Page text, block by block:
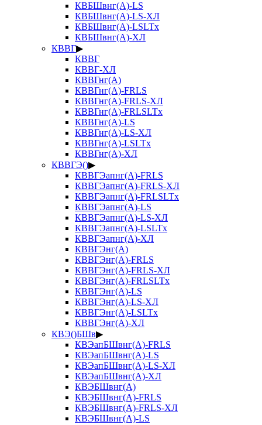
КВБШвнг(А)-LS
КВБШвнг(А)-LS-ХЛ
КВБШвнг(А)-LSLTx
КВБШвнг(А)-ХЛ
КВВГ▶
КВВГ
КВВГ-ХЛ
КВВГнг(А)
КВВГнг(А)-FRLS
КВВГнг(А)-FRLS-ХЛ
КВВГнг(А)-FRLSLTx
КВВГнг(А)-LS
КВВГнг(А)-LS-ХЛ
КВВГнг(А)-LSLTx
КВВГнг(А)-ХЛ
КВВГЭ()▶
КВВГЭапнг(А)-FRLS
КВВГЭапнг(А)-FRLS-ХЛ
КВВГЭапнг(А)-FRLSLTx
КВВГЭапнг(А)-LS
КВВГЭапнг(А)-LS-ХЛ
КВВГЭапнг(А)-LSLTx
КВВГЭапнг(А)-ХЛ
КВВГЭнг(А)
КВВГЭнг(А)-FRLS
КВВГЭнг(А)-FRLS-ХЛ
КВВГЭнг(А)-FRLSLTx
КВВГЭнг(А)-LS
КВВГЭнг(А)-LS-ХЛ
КВВГЭнг(А)-LSLTx
КВВГЭнг(А)-ХЛ
КВЭ()БШв▶
КВЭапБШвнг(А)-FRLS
КВЭапБШвнг(А)-LS
КВЭапБШвнг(А)-LS-ХЛ
КВЭапБШвнг(А)-ХЛ
КВЭБШвнг(А)
КВЭБШвнг(А)-FRLS
КВЭБШвнг(А)-FRLS-ХЛ
КВЭБШвнг(А)-LS